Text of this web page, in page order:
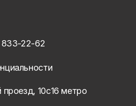
833-22-62
10с16 метро